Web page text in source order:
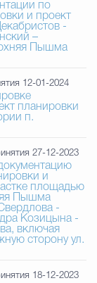
по
и проект
-
–
Пышма
12-01-2024
планировки
п.
27-12-2023
и
площадью
Пышма
-
Козицына -
включая
сторону ул.
18-12-2023